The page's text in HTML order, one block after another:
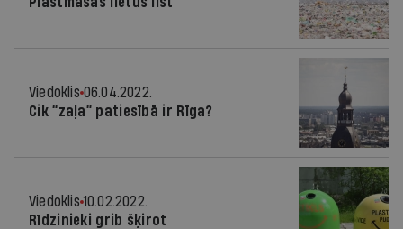
Viedoklis 06.04.2022.
Cik “zaļa” patiesībā ir Rīga?
Viedoklis 10.02.2022.
Rīdzinieki grib šķirot